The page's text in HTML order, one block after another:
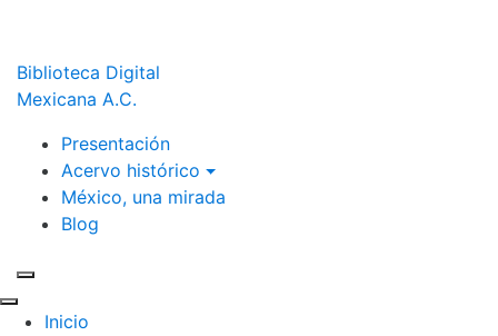
Biblioteca Digital
Mexicana A.C.
Presentación
Acervo histórico
México, una mirada
Blog
Inicio